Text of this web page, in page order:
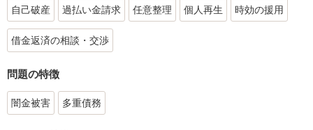
自己破産 過払い金請求 任意整理 個人再生 時効の援用
借金返済の相談・交渉
問題の特徴
闇金被害 多重債務